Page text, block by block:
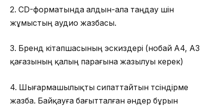
2. CD-форматында алдын-ала таңдау үшін
жұмыстың аудио жазбасы.
3. Бренд кітапшасының эскиздері (нобай A4, A3
қағазының қалың парағына жазылуы керек)
4. Шығармашылықты сипаттайтын түсіндірме
жазба. Байқауға бағытталған әндер бұрын